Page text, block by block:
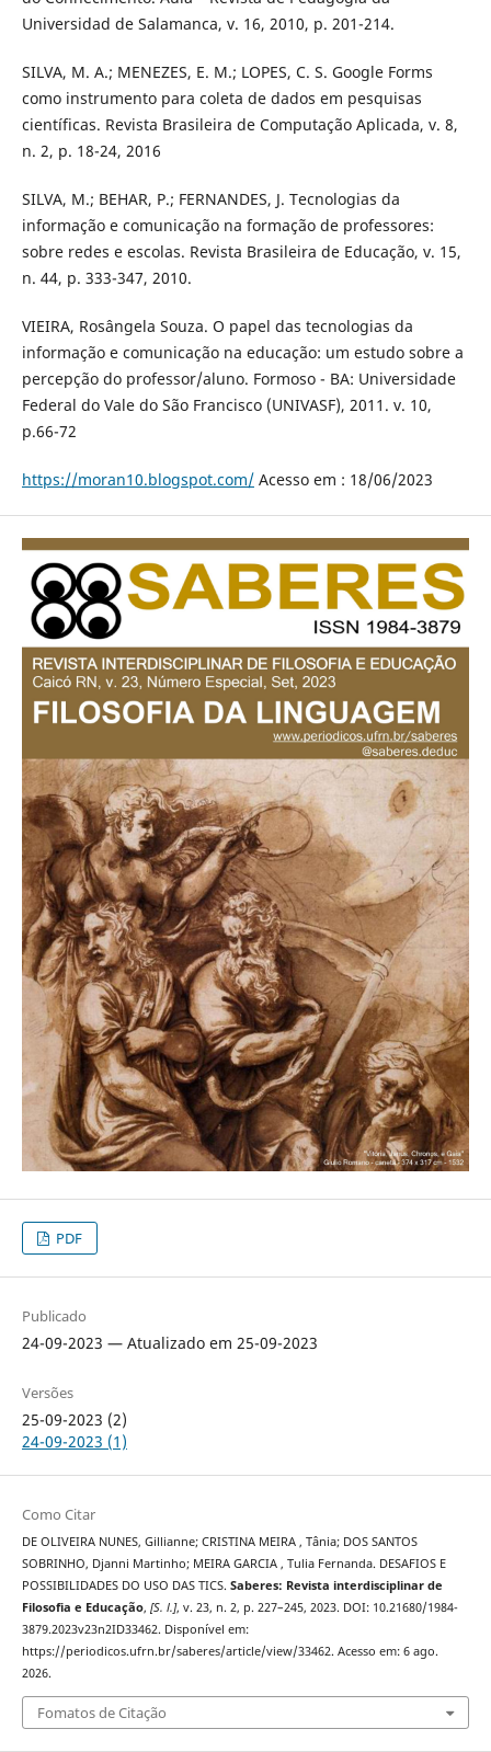
Universidad de Salamanca, v. 16, 2010, p. 201-214.
SILVA, M. A.; MENEZES, E. M.; LOPES, C. S. Google Forms
como instrumento para coleta de dados em pesquisas
científicas. Revista Brasileira de Computação Aplicada, v. 8,
n. 2, p. 18-24, 2016
SILVA, M.; BEHAR, P.; FERNANDES, J. Tecnologias da
informação e comunicação na formação de professores:
sobre redes e escolas. Revista Brasileira de Educação, v. 15,
n. 44, p. 333-347, 2010.
VIEIRA, Rosângela Souza. O papel das tecnologias da
informação e comunicação na educação: um estudo sobre a
percepção do professor/aluno. Formoso - BA: Universidade
Federal do Vale do São Francisco (UNIVASF), 2011. v. 10,
p.66-72
https://moran10.blogspot.com/Acesso em : 18/06/2023
PDF
Publicado
24-09-2023 — Atualizado em 25-09-2023
Versões
25-09-2023 (2)
24-09-2023 (1)
Como Citar
DE OLIVEIRA NUNES, Gillianne; CRISTINA MEIRA , Tânia; DOS SANTOS
SOBRINHO, Djanni Martinho; MEIRA GARCIA , Tulia Fernanda. DESAFIOS E
POSSIBILIDADES DO USO DAS TICS. Saberes: Revista interdisciplinar de
Filosofia e Educação, [S. l.], v. 23, n. 2, p. 227–245, 2023. DOI: 10.21680/1984-
3879.2023v23n2ID33462. Disponível em:
https://periodicos.ufrn.br/saberes/article/view/33462. Acesso em: 6 ago.
2026.
Fomatos de Citação